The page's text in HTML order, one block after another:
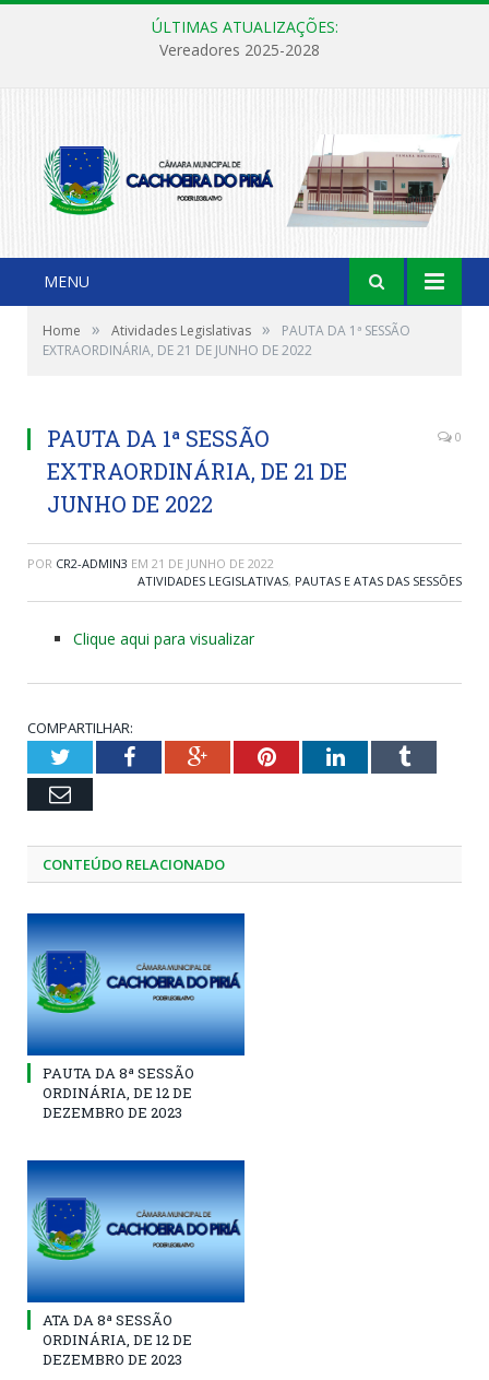
ÚLTIMAS ATUALIZAÇÕES:
Vereadores 2025-2028
MENU
Home » Atividades Legislativas »
PAUTA DA 1ª SESSÃO
EXTRAORDINÁRIA, DE 21 DE JUNHO DE 2022
PAUTA DA 1ª SESSÃO
EXTRAORDINÁRIA, DE 21 DE
JUNHO DE 2022
0
POR CR2-ADMIN3 EM 21 DE JUNHO DE 2022
ATIVIDADES LEGISLATIVAS, PAUTAS E ATAS DAS SESSÕES
Clique aqui para visualizar
COMPARTILHAR:
TwitterFacebookGoogle+PinterestLinkedInTumblr
Email
CONTEÚDO RELACIONADO
PAUTA DA 8ª SESSÃO
ORDINÁRIA, DE 12 DE
DEZEMBRO DE 2023
ATA DA 8ª SESSÃO
ORDINÁRIA, DE 12 DE
DEZEMBRO DE 2023